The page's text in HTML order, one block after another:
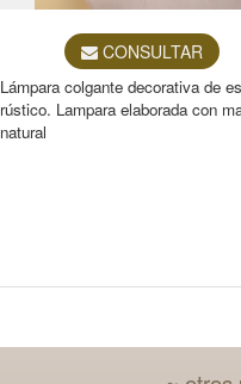
CONSULTAR
Lámpara colgante decorativa de
rústico. Lampara elaborada con
natural